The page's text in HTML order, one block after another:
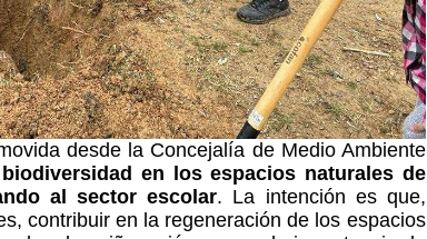
desde la Concejalía de Medio Ambiente
en los espacios naturales de
al sector escolar. La intención es que,
contribuir en la regeneración de los espacios